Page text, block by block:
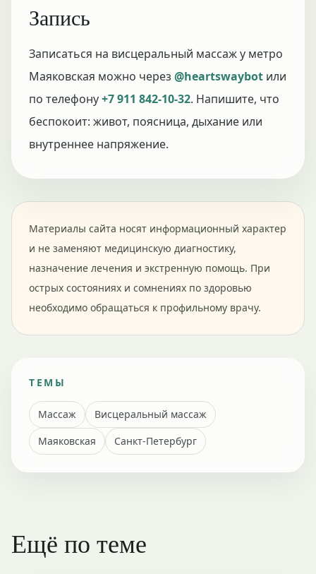
Запись
Записаться на висцеральный массаж у метро
Маяковская можно через @heartswaybot или
по телефону+7 911 842-10-32. Напишите, что
беспокоит: живот, поясница, дыхание или
внутреннее напряжение.
Материалы сайта носят информационный характер
и не заменяют медицинскую диагностику,
назначение лечения и экстренную помощь. При
острых состояниях и сомнениях по здоровью
необходимо обращаться к профильному врачу.
ТЕМЫ
Массаж
Висцеральный массаж
Маяковская
Санкт-Петербург
Ещё по теме